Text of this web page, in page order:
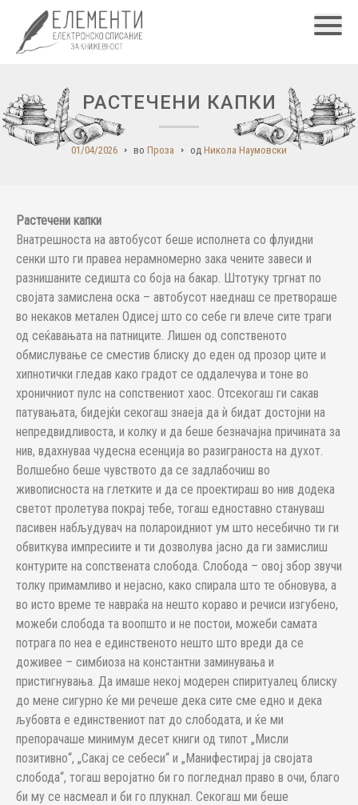
РАСТЕЧЕНИ КАПКИ
01/04/2026 во Проза од Никола Наумовски
Растечени капки
Внатрешноста на автобусот беше исполнета со флуидни
сенки што ги правеа нерамномерно зака чените завеси и
разнишаните седишта со боја на бакар. Штотуку тргнат по
својата замислена оска – автобусот наеднаш се претвораше
во некаков метален Одисеј што со себе ги влече сите траги
од сеќавањата на патниците. Лишен од сопственото
обмислување се сместив блиску до еден од прозор ците и
хипнотички гледав како градот се оддалечува и тоне во
хроничниот пулс на сопствениот хаос. Отсекогаш ги сакав
патувањата, бидејќи секогаш знаеја да ѝ бидат достојни на
непредвидливоста, и колку и да беше безначајна причината за
нив, вдахнуваа чудесна есенција во разиграноста на духот.
Волшебно беше чувството да се задлабочиш во
живописноста на глетките и да се проектираш во нив додека
светот пролетува покрај тебе, тогаш едноставно стануваш
пасивен набљудувач на полароидниот ум што несебично ти ги
обвиткува импресиите и ти дозволува јасно да ги замислиш
контурите на сопствената слобода. Слобода – овој збор звучи
толку примамливо и нејасно, како спирала што те обновува, а
во исто време те навраќа на нешто кораво и речиси изгубено,
можеби слобода та воопшто и не постои, можеби самата
потрага по неа е единственото нешто што вреди да се
доживее – симбиоза на константни заминувања и
пристигнувања. Да имаше некој модерен спиритуалец блиску
до мене сигурно ќе ми речеше дека сите сме едно и дека
љубовта е единствениот пат до слободата, и ќе ми
препорачаше минимум десет книги од типот „Мисли
позитивно“, „Сакај се себеси“ и „Манифестирај ја својата
слобода“, тогаш веројатно би го погледнал право в очи, благо
би му се насмеал и би го плукнал. Секогаш ми беше